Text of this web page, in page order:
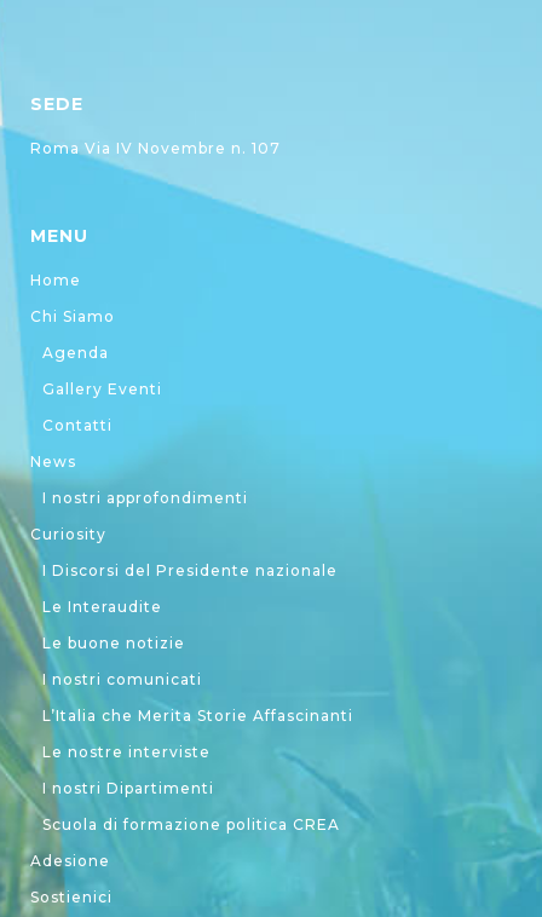
SEDE
Roma Via IV Novembre n. 107
MENU
Home
Chi Siamo
Agenda
Gallery Eventi
Contatti
News
I nostri approfondimenti
Curiosity
I Discorsi del Presidente nazionale
Le Interaudite
Le buone notizie
I nostri comunicati
L’Italia che Merita Storie Affascinanti
Le nostre interviste
I nostri Dipartimenti
Scuola di formazione politica CREA
Adesione
Sostienici